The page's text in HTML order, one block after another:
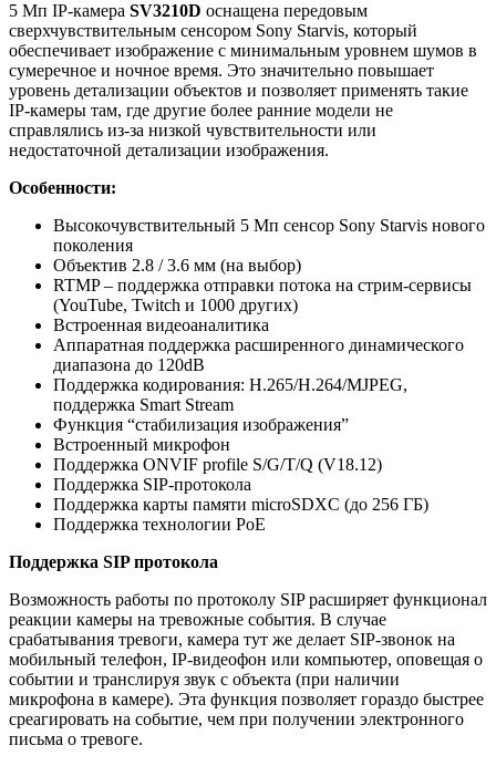
5 Мп IP-камера SV3210D оснащена передовым
сверхчувствительным сенсором Sony Starvis, который
обеспечивает изображение с минимальным уровнем шумов в
сумеречное и ночное время. Это значительно повышает
уровень детализации объектов и позволяет применять такие
IP-камеры там, где другие более ранние модели не
справлялись из-за низкой чувствительности или
недостаточной детализации изображения.
Особенности:
Высокочувствительный 5 Мп сенсор Sony Starvis нового
поколения
Объектив 2.8 / 3.6 мм (на выбор)
RTMP – поддержка отправки потока на стрим-сервисы
(YouTube, Twitch и 1000 других)
Встроенная видеоаналитика
Аппаратная поддержка расширенного динамического
диапазона до 120dB
Поддержка кодирования: H.265/H.264/MJPEG,
поддержка Smart Stream
Функция “стабилизация изображения”
Встроенный микрофон
Поддержка ONVIF profile S/G/T/Q (V18.12)
Поддержка SIP-протокола
Поддержка карты памяти microSDXC (до 256 ГБ)
Поддержка технологии PoE
Поддержка SIP протокола
Возможность работы по протоколу SIP расширяет функционал
реакции камеры на тревожные события. В случае
срабатывания тревоги, камера тут же делает SIP-звонок на
мобильный телефон, IP-видеофон или компьютер, оповещая о
событии и транслируя звук с объекта (при наличии
микрофона в камере). Эта функция позволяет гораздо быстрее
среагировать на событие, чем при получении электронного
письма о тревоге.